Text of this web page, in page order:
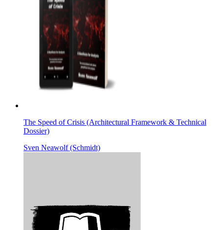
The Speed of Crisis (Architectural Framework & Technical
Dossier)
Sven Neawolf (Schmidt)